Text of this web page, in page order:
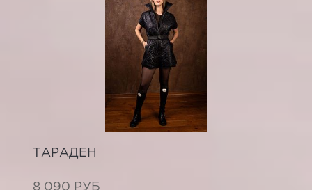
ТАРАДЕН
8 090 РУБ